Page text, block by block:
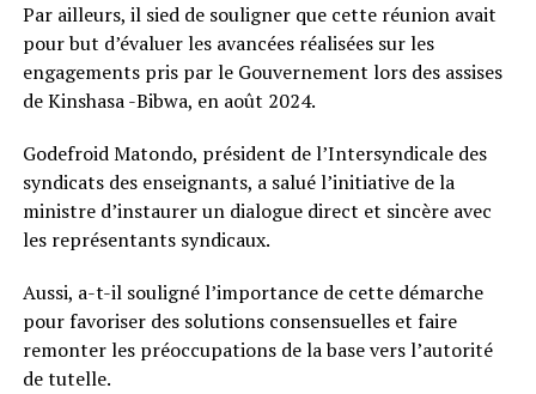
Par ailleurs, il sied de souligner que cette réunion avait
pour but d’évaluer les avancées réalisées sur les
engagements pris par le Gouvernement lors des assises
de Kinshasa -Bibwa, en août 2024.
Godefroid Matondo, président de l’Intersyndicale des
syndicats des enseignants, a salué l’initiative de la
ministre d’instaurer un dialogue direct et sincère avec
les représentants syndicaux.
Aussi, a-t-il souligné l’importance de cette démarche
pour favoriser des solutions consensuelles et faire
remonter les préoccupations de la base vers l’autorité
de tutelle.